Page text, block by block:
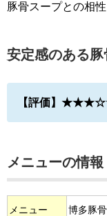
豚骨スープとの相
安定感のある豚
【評価】
メニューの情報
メニュー 博多豚